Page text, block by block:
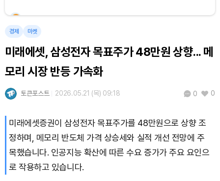
경제 마켓
미래에셋, 삼성전자 목표주가 48만원 상향... 메
모리 시장 반등 가속화
토큰포스트 2026.05.21 (목) 09:18 0 0
미래에셋증권이 삼성전자 목표주가를 48만원으로 상향 조
정하며, 메모리 반도체 가격 상승세와 실적 개선 전망에 주
목했습니다. 인공지능 확산에 따른 수요 증가가 주요 요인으
로 작용하고 있습니다.